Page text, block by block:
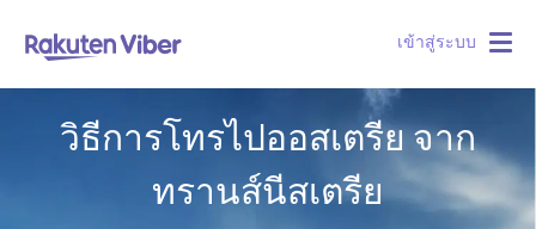
เข้าสู่ระบบ
วิธีการโทรไปออสเตรีย จาก
ทรานส์นีสเตรีย